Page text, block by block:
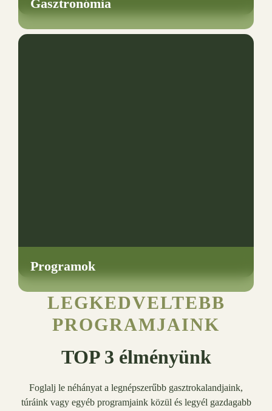
Gasztronómia
Programok
LEGKEDVELTEBB
PROGRAMJAINK
TOP 3 élményünk
Foglalj le néhányat a legnépszerűbb gasztrokalandjaink,
túráink vagy egyéb programjaink közül és legyél gazdagabb